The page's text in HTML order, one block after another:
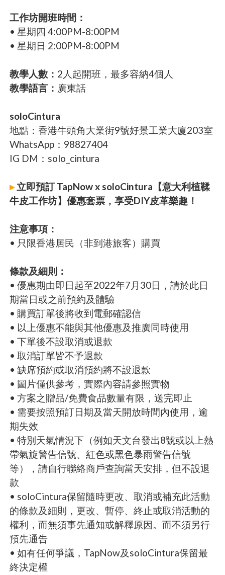
工作坊開班時間：
• 星期四 4:00PM-8:00PM
• 星期日 2:00PM-8:00PM
教學人數： 2人起開班，最多容納4個人
教學語言： 廣東話
soloCintura
地點：​香港牛頭角大業街9號好景工業大廈203室
WhatsApp：98827404
IG DM：solo_cintura
▸立即預訂 TapNow x soloCintura【意大利植鞣
牛皮工作坊】優惠套票，享受DIY皮革樂趣！
注意事項：
• 只限香港居民（非到港旅客）購買
條款及細則：
• 優惠期由即日起至2022年7月30日，請於此日
期當日或之前預約及體驗
• 購買訂單後將收到電郵確認信
• 以上優惠不能與其他優惠及推廣同時使用
• 下單後不設取消或退款
• 取消訂單皆不予退款
• 缺席預約或取消預約將不設退款
• 圖片僅供參考，實際內容請參照實物
• 方案之贈品/免費食品數量有限，送完即止
• 需要按照預訂日期及當天開放時間內使用，逾
期失效
• 特別天氣情況下（例如天文台發出8號或以上熱
帶氣旋警告信號、紅色或黑色暴雨警告信號
等），請自行聯絡商戶查詢當天安排，但不設退
款
• soloCintura保留隨時更改、取消或補充此活動
的條款及細則，更改、暫停、終止或取消活動的
權利，而無須事先通知或解釋原因。而不須另行
預先通告
• 如有任何爭議，TapNow及soloCintura保留最
終決定權